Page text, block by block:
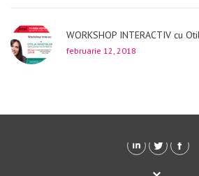
WORKSHOP INTERACTIV cu
februarie 12, 2018